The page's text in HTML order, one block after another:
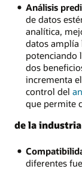
Análisis
de datos
analítica,
datos amplía
potenciando
dos
incrementa
control del
que permite
de la industria
diferentes